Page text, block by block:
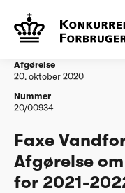
Vandtilsyn
Afgørelse
20. oktober 2020
Nummer
20/00934
Faxe
Afgørelse
for 2021-